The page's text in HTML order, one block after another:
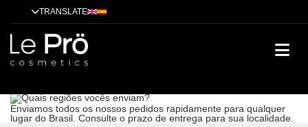
TRANSLATE
Quais regiões vocês enviam?
Dicas AlisamentoTendências
Enviamos todos os nossos pedidos rapidamente para qualquer
lugar do Brasil. Consulte o prazo de entrega para sua localidade.